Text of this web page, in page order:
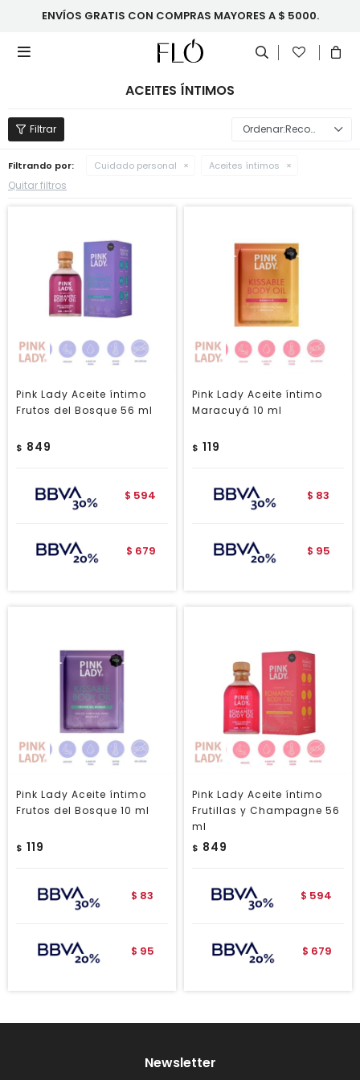
ENVÍOS GRATIS CON COMPRAS MAYORES A $ 5000.

ACEITES ÍNTIMOS
Recomendados
Filtrando por: Cuidado personal Aceites íntimos
Quitar filtros
Pink Lady Aceite íntimo
Frutos del Bosque 56 ml
$ 849
$ 594
$ 679
Pink Lady Aceite íntimo
Maracuyá 10 ml
$ 119
$ 83
$ 95
Pink Lady Aceite íntimo
Frutos del Bosque 10 ml
$ 119
$ 83
$ 95
Pink Lady Aceite íntimo
Frutillas y Champagne 56
ml
$ 849
$ 594
$ 679
Newsletter